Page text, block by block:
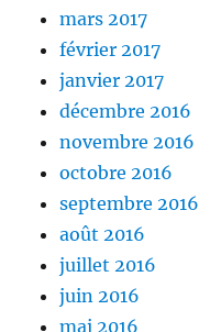
mars 2017
février 2017
janvier 2017
décembre 2016
novembre 2016
octobre 2016
septembre 2016
août 2016
juillet 2016
juin 2016
mai 2016